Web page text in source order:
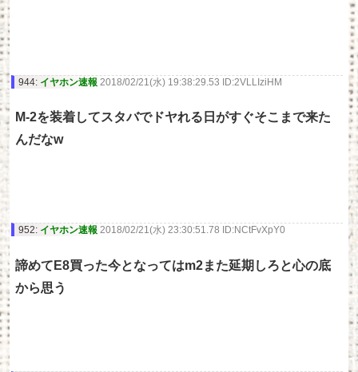
944: イヤホン速報 2018/02/21(水) 19:38:29.53 ID:2VLLIziHM
M-2を装着してスタバでドヤれる日がすぐそこまで来た
んだなw
952: イヤホン速報 2018/02/21(水) 23:30:51.78 ID:NCtFvXpY0
諦めてE8買った今となってはm2また延期しろと心の底
から思う